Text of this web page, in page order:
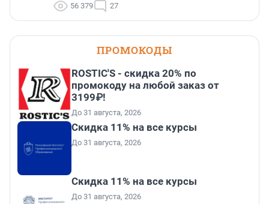
56 379 27
ПРОМОКОДЫ
ROSTIC'S - скидка 20% по
промокоду на любой заказ от
3199₽!
До 31 августа, 2026
Скидка 11% на все курсы
До 31 августа, 2026
Скидка 11% на все курсы
До 31 августа, 2026